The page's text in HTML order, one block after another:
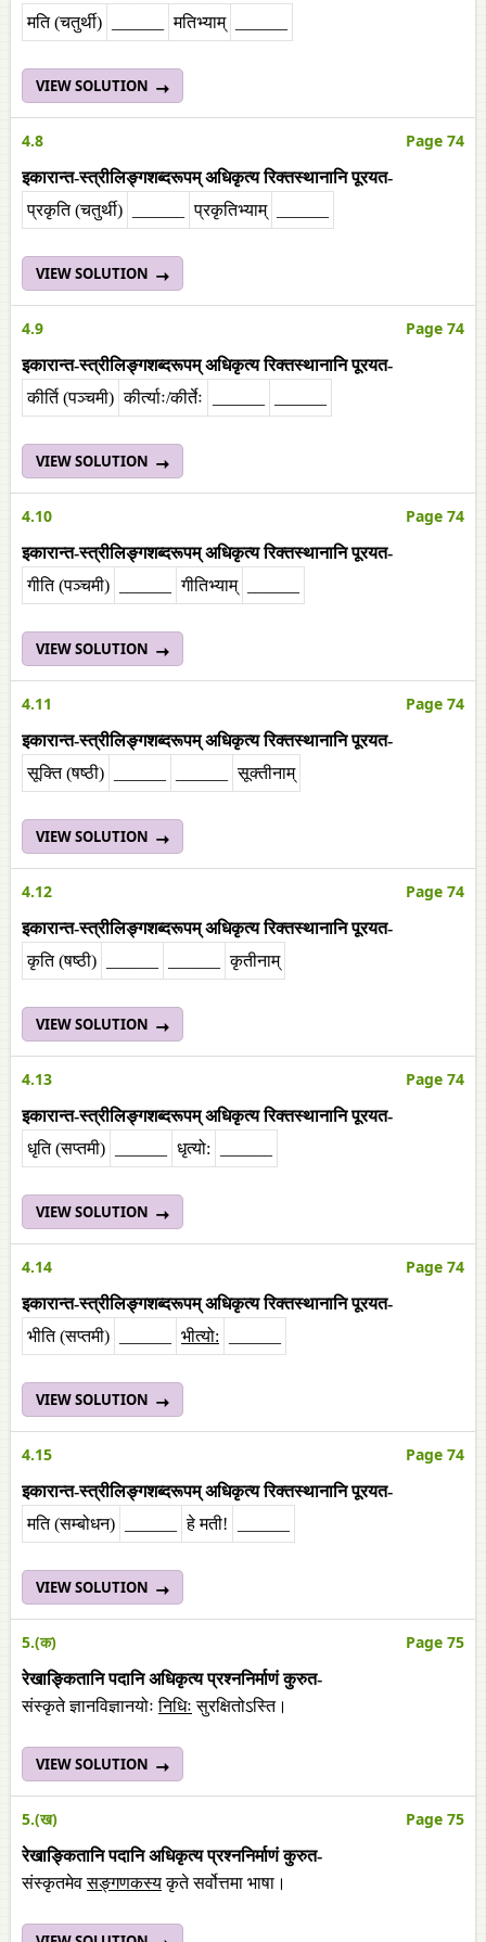
मति (चतुर्थी)
मतिभ्याम्
VIEW SOLUTION
4.8 Page 74
इकारान्त-स्त्रीलिङ्गशब्दरूपम् अधिकृत्य रिक्तस्थानानि पूरयत-
प्रकृति (चतुर्थी)
प्रकृतिभ्याम्
VIEW SOLUTION
4.9 Page 74
इकारान्त-स्त्रीलिङ्गशब्दरूपम् अधिकृत्य रिक्तस्थानानि पूरयत-
कीर्ति (पञ्चमी) कीर्त्याः/कीर्तेः
VIEW SOLUTION
4.10 Page 74
इकारान्त-स्त्रीलिङ्गशब्दरूपम् अधिकृत्य रिक्तस्थानानि पूरयत-
गीति (पञ्चमी)
गीतिभ्याम्
VIEW SOLUTION
4.11 Page 74
इकारान्त-स्त्रीलिङ्गशब्दरूपम् अधिकृत्य रिक्तस्थानानि पूरयत-
सूक्ति (षष्ठी)
सूक्तीनाम्
VIEW SOLUTION
4.12 Page 74
इकारान्त-स्त्रीलिङ्गशब्दरूपम् अधिकृत्य रिक्तस्थानानि पूरयत-
कृति (षष्ठी)
कृतीनाम्
VIEW SOLUTION
4.13 Page 74
इकारान्त-स्त्रीलिङ्गशब्दरूपम् अधिकृत्य रिक्तस्थानानि पूरयत-
धृति (सप्तमी)
धृत्यो:
VIEW SOLUTION
4.14 Page 74
इकारान्त-स्त्रीलिङ्गशब्दरूपम् अधिकृत्य रिक्तस्थानानि पूरयत-
भीति (सप्तमी)
भीत्यो:
VIEW SOLUTION
4.15 Page 74
इकारान्त-स्त्रीलिङ्गशब्दरूपम् अधिकृत्य रिक्तस्थानानि पूरयत-
मति (सम्बोधन)
हे मती!
VIEW SOLUTION
5.(क) Page 75
रेखाङ्कितानि पदानि अधिकृत्य प्रश्ननिर्माणं कुरुत-
संस्कृते ज्ञानविज्ञानयोःनिधिः सुरक्षितोऽस्ति।
VIEW SOLUTION
5.(ख) Page 75
रेखाङ्कितानि पदानि अधिकृत्य प्रश्ननिर्माणं कुरुत-
संस्कृतमेवसङ्गणकस्यकृते सर्वोत्तमा भाषा।